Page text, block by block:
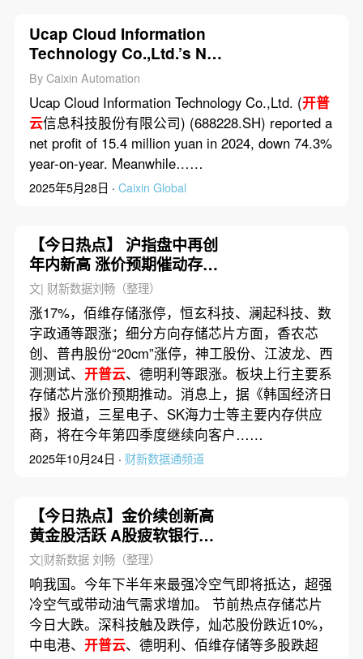
Ucap Cloud Information
Technology Co.,Ltd.’s Net
Profit Dropped 74.3% in
2024
By Caixin Automation
Ucap Cloud Information Technology Co.,Ltd. (开普
云信息科技股份有限公司) (688228.SH) reported a
net profit of 15.4 million yuan in 2024, down 74.3%
year-on-year. Meanwhile……
2025年5月28日 · Caixin Global
【今日热点】 沪指盘中再创
年内新高 涨价预期催动存储
芯片大涨
文| 财新数据刘畅（整理）
涨17%，佰维存储涨停，恒玄科技、澜起科技、数
字政通等跟涨；细分方向存储芯片方面，香农芯
创、普冉股份“20cm”涨停，神工股份、江波龙、西
测测试、 开普云、德明利等跟涨。板块上行主要系
存储芯片涨价预期推动。消息上，据《韩国经济日
报》报道，三星电子、SK海力士等主要内存供应
商，将在今年第四季度继续向客户……
2025年10月24日 · 财新数据通频道
【今日热点】金价续创新高
黄金股活跃 A股疲软银行板
块走强
文|财新数据 刘畅（整理）
响我国。今年下半年来最强冷空气即将抵达，超强
冷空气或带动油气需求增加。 节前热点存储芯片
今日大跌。深科技触及跌停，灿芯股份跌近10%，
中电港、 开普云、德明利、佰维存储等多股跌超